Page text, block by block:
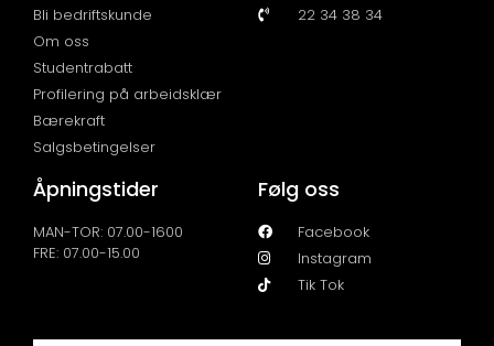
Bli bedriftskunde
Om oss
Studentrabatt
Profilering på arbeidsklær
Bærekraft
Salgsbetingelser
22 34 38 34
Åpningstider
MAN-TOR: 07.00-1600
FRE: 07.00-15.00
Følg oss
Facebook
Instagram
Tik Tok